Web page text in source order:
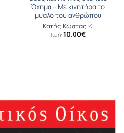
Όχηµα – Με κινητήρα το
μυαλό του ανθρώπου
Κατής Κώστας Κ.
Τιμή: 10.00€